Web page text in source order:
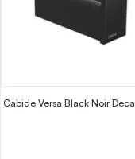
Cabide Versa Black Noir Deca